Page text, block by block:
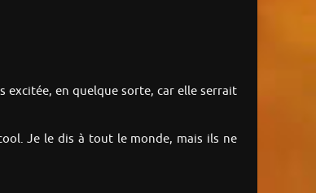
excitée, en quelque sorte, car elle serrait
Je le dis à tout le monde, mais ils ne